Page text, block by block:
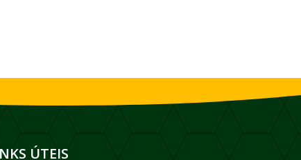
ÚTEIS